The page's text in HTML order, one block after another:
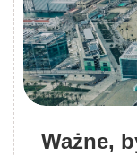
Ważne,